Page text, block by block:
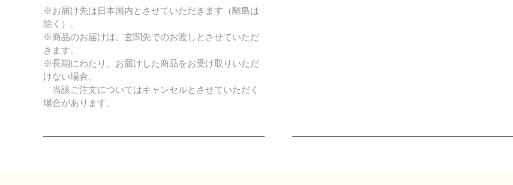
※お届け先は日本国内とさせていただきます（離島は
除く）。
※商品のお届けは、玄関先でのお渡しとさせていただ
きます。
※長期にわたり、お届けした商品をお受け取りいただ
けない場合、
当該ご注文についてはキャンセルとさせていただく
場合があります。